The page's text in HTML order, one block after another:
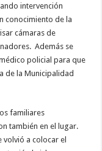
intervención
conocimiento de la
cámaras de
Además se
policial para que
de la Municipalidad
familiares
también en el lugar.
volvió a colocar el